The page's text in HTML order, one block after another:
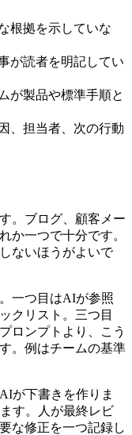
根拠を示していな
が読者を明記してい
が製品や標準手順と
、担当者、次の行動
。ブログ、顧客メー
か一つで十分です。
ないほうがよいで
一つ目はAIが参照
クリスト。三つ目
ロンプトより、こう
。例はチームの基準
が下書きを作りま
す。人が最終レビ
な修正を一つ記録し